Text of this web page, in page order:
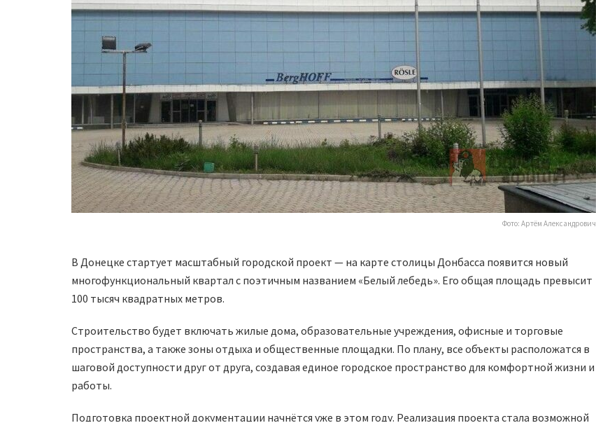
Фото: Артём Александрович
В Донецке стартует масштабный городской проект — на карте столицы Донбасса появится новый
многофункциональный квартал с поэтичным названием «Белый лебедь». Его общая площадь превысит
100 тысяч квадратных метров.
Строительство будет включать жилые дома, образовательные учреждения, офисные и торговые
пространства, а также зоны отдыха и общественные площадки. По плану, все объекты расположатся в
шаговой доступности друг от друга, создавая единое городское пространство для комфортной жизни и
работы.
Подготовка проектной документации начнётся уже в этом году. Реализация проекта стала возможной